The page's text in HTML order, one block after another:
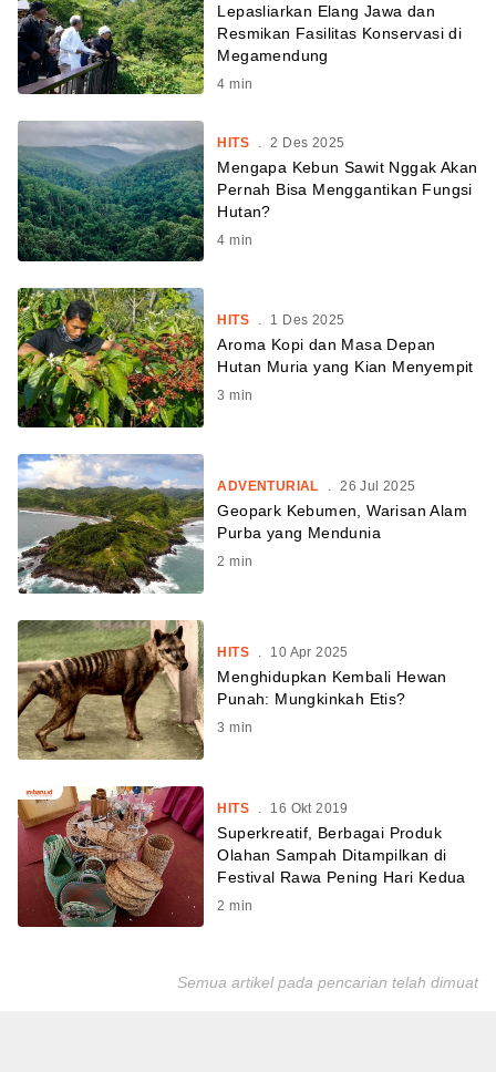
Lepasliarkan Elang Jawa dan
Resmikan Fasilitas Konservasi di
Megamendung
4 min
HITS 2 Des 2025
Mengapa Kebun Sawit Nggak Akan
Pernah Bisa Menggantikan Fungsi
Hutan?
4 min
HITS . 1 Des 2025
Aroma Kopi dan Masa Depan
Hutan Muria yang Kian Menyempit
3 min
ADVENTURIAL . 26 Jul 2025
Geopark Kebumen, Warisan Alam
Purba yang Mendunia
2 min
HITS . 10 Apr 2025
Menghidupkan Kembali Hewan
Punah: Mungkinkah Etis?
3 min
HITS 16 Okt 2019
Superkreatif, Berbagai Produk
Olahan Sampah Ditampilkan di
Festival Rawa Pening Hari Kedua
2 min
Semua artikel pada pencarian telah dimuat